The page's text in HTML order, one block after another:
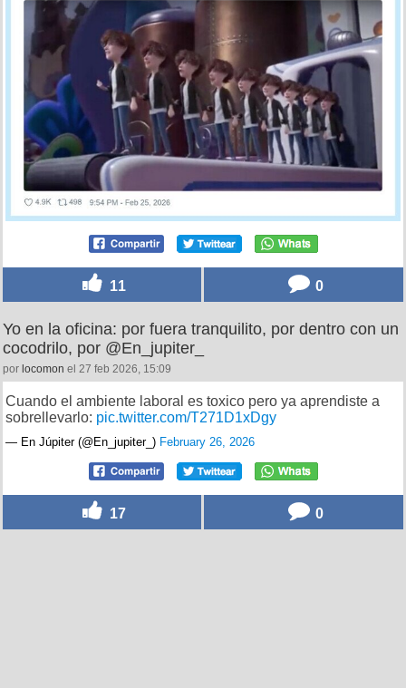
11 0
Yo en la oficina: por fuera tranquilito, por dentro con un
cocodrilo, por @En_jupiter_
por locomon el 27 feb 2026, 15:09
Cuando el ambiente laboral es toxico pero ya aprendiste a
sobrellevarlo: pic.twitter.com/T271D1xDgy
— En Júpiter (@En_jupiter_) February 26, 2026
17 0